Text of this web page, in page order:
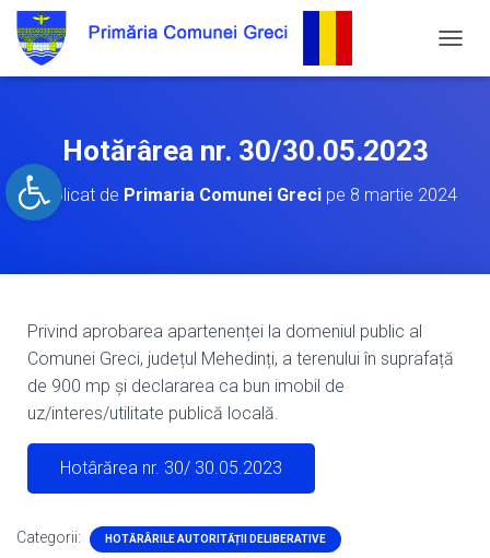
Open toolbar
O
A
Hotărârea nr. 30/30.05.2023
Publicat de Primaria Comunei Grecipe 8 martie 2024
Privind aprobarea apartenenței la domeniul public al
Comunei Greci, județul Mehedinți, a terenului în suprafață
de 900 mp și declararea ca bun imobil de
uz/interes/utilitate publică locală.
Hotârărea nr. 30/ 30.05.2023
Categorii: HOTĂRÂRILE AUTORITĂȚII DELIBERATIVE